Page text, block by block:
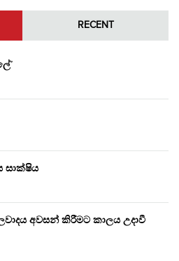
RECENT
සාක්ෂිය
අවසන් කිරීමට කාලය උදාවී